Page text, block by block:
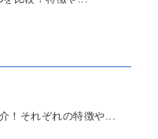
！それぞれの特徴や...